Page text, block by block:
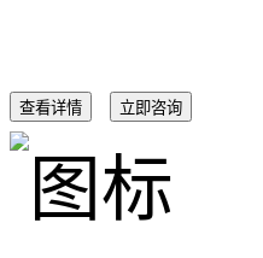
查看详情 立即咨询